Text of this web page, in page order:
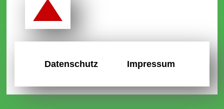
Datenschutz Impressum